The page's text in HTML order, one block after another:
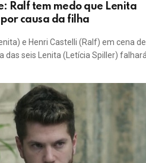
Ralf tem medo que Lenita
causa da filha
e Henri Castelli (Ralf) em cena de
das seis Lenita (Letícia Spiller) falhará